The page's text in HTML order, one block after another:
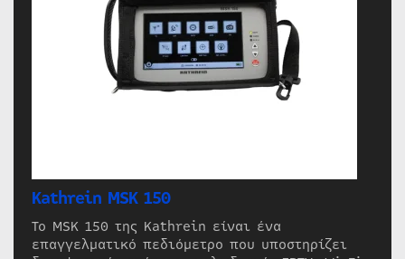
Kathrein MSK 150
Το MSK 150 της Kathrein είναι ένα
επαγγελματικό πεδιόμετρο που υποστηρίζει